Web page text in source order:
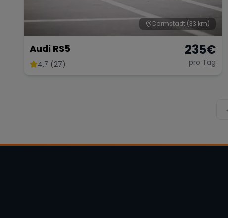
Darmstadt (33 km)
Audi RS5
4.7 (27)
235€
pro Tag